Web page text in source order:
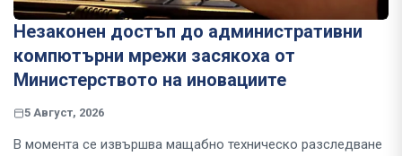
Незаконен достъп до административни
компютърни мрежи засякоха от
Министерството на иновациите
5 Август, 2026
В момента се извършва мащабно техническо разследване